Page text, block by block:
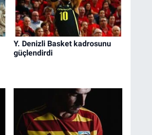
Y. Denizli Basket kadrosunu
güçlendirdi